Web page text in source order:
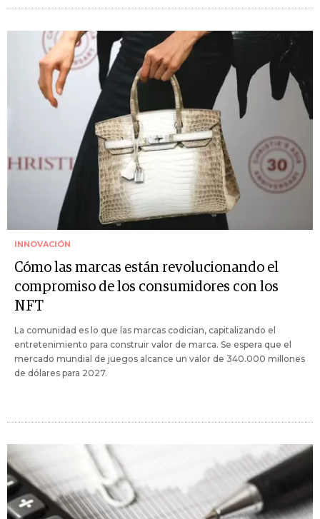
INNOVACIÓN
Cómo las marcas están revolucionando el
compromiso de los consumidores con los
NFT
La comunidad es lo que las marcas codician, capitalizando el
entretenimiento para construir valor de marca. Se espera que el
mercado mundial de juegos alcance un valor de 340.000 millones
de dólares para 2027.